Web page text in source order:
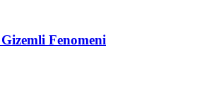
Fenomeni